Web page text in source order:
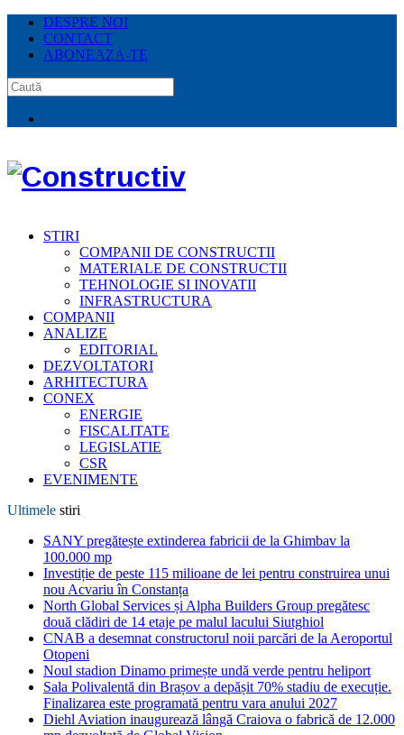
DESPRE NOI
CONTACT
ABONEAZA-TE
STIRI
COMPANII DE CONSTRUCTII
MATERIALE DE CONSTRUCTII
TEHNOLOGIE SI INOVATII
INFRASTRUCTURA
COMPANII
ANALIZE
EDITORIAL
DEZVOLTATORI
ARHITECTURA
CONEX
ENERGIE
FISCALITATE
LEGISLATIE
CSR
EVENIMENTE
Ultimele stiri
SANY pregătește extinderea fabricii de la Ghimbav la
100.000 mp
Investiție de peste 115 milioane de lei pentru construirea unui
nou Acvariu în Constanța
North Global Services și Alpha Builders Group pregătesc
două clădiri de 14 etaje pe malul lacului Siutghiol
CNAB a desemnat constructorul noii parcări de la Aeroportul
Otopeni
Noul stadion Dinamo primește undă verde pentru heliport
Sala Polivalentă din Brașov a depășit 70% stadiu de execuție.
Finalizarea este programată pentru vara anului 2027
Diehl Aviation inaugurează lângă Craiova o fabrică de 12.000